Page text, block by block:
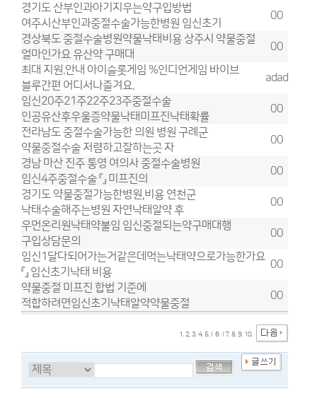
경기도 산부인과아기지우는약구입방법
여주시산부인과중절수술가능한병원 임신초기
00
경상북도 중절수술병원약물낙태비용 상주시 약물중절
얼마인가요 유산약 구매대
00
최대 지원.안내 아이슬롯게임 %인디언게임 바이브
블루간편 어디서나즐겨요.
adad
임신20주21주22주23주중절수술
인공유산후우울증약물낙태미프진낙태확률
00
전라남도 중절수술가능한 의원 병원 구례군
약물중절수술 저렴하고잘하는곳 자
00
경남 마산 진주 통영 여의사 중절수술병원
임신4주중절수술 『』 미­프진의
00
경기도 약물중절가능한병원,비용 연천군
낙태수술해주는병원 자연낙­태알약 후
00
우먼온리원낙태약불임 임신중절되는약구매대행
구입상담문의
00
임신1달다되어가는거같은데먹는낙태약으로가능한가요
『』 임신초기낙­태 비용
00
약물중절 미프진 합법 기준에
적합하려면임신초기낙태알약약물중절
00
1. 2. 3. 4. 5. 6 7. 8. 9. 10.